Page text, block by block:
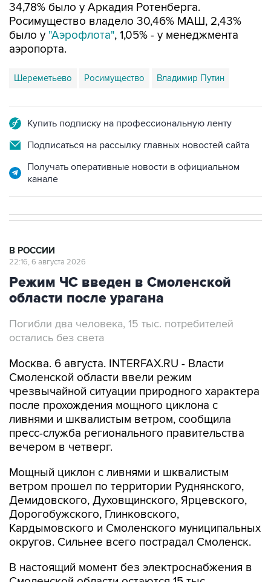
34,78% было у Аркадия Ротенберга.
Росимущество владело 30,46% МАШ, 2,43%
было у "Аэрофлота", 1,05% - у менеджмента
аэропорта.
Шереметьево Росимущество Владимир Путин
Купить подписку на профессиональную ленту
Подписаться на рассылку главных новостей сайта
Получать оперативные новости в официальном
канале
В РОССИИ
22:16, 6 августа 2026
Режим ЧС введен в Смоленской
области после урагана
Погибли два человека, 15 тыс. потребителей
остались без света
Москва. 6 августа. INTERFAX.RU - Власти
Смоленской области ввели режим
чрезвычайной ситуации природного характера
после прохождения мощного циклона с
ливнями и шквалистым ветром, сообщила
пресс-служба регионального правительства
вечером в четверг.
Мощный циклон с ливнями и шквалистым
ветром прошел по территории Руднянского,
Демидовского, Духовщинского, Ярцевского,
Дорогобужского, Глинковского,
Кардымовского и Смоленского муниципальных
округов. Сильнее всего пострадал Смоленск.
В настоящий момент без электроснабжения в